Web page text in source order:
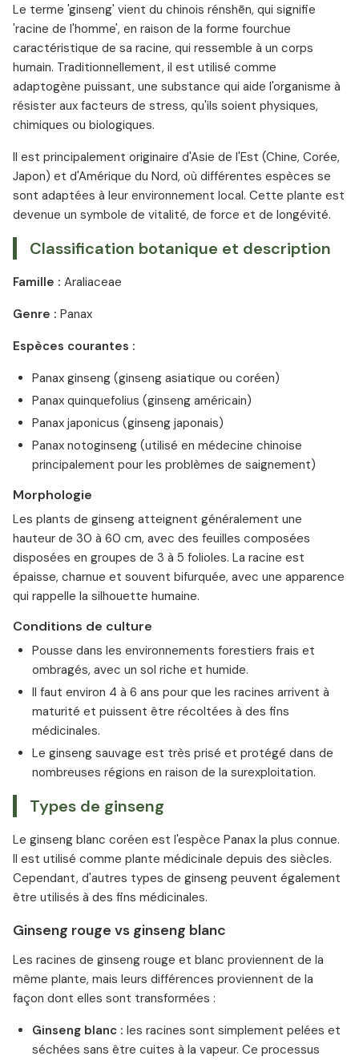
Le terme 'ginseng' vient du chinois rénshēn, qui signifie
'racine de l'homme', en raison de la forme fourchue
caractéristique de sa racine, qui ressemble à un corps
humain. Traditionnellement, il est utilisé comme
adaptogène puissant, une substance qui aide l'organisme à
résister aux facteurs de stress, qu'ils soient physiques,
chimiques ou biologiques.
Il est principalement originaire d'Asie de l'Est (Chine, Corée,
Japon) et d'Amérique du Nord, où différentes espèces se
sont adaptées à leur environnement local. Cette plante est
devenue un symbole de vitalité, de force et de longévité.
Classification botanique et description
Famille : Araliaceae
Genre : Panax
Espèces courantes :
Panax ginseng (ginseng asiatique ou coréen)
Panax quinquefolius (ginseng américain)
Panax japonicus (ginseng japonais)
Panax notoginseng (utilisé en médecine chinoise
principalement pour les problèmes de saignement)
Morphologie
Les plants de ginseng atteignent généralement une
hauteur de 30 à 60 cm, avec des feuilles composées
disposées en groupes de 3 à 5 folioles. La racine est
épaisse, charnue et souvent bifurquée, avec une apparence
qui rappelle la silhouette humaine.
Conditions de culture
Pousse dans les environnements forestiers frais et
ombragés, avec un sol riche et humide.
Il faut environ 4 à 6 ans pour que les racines arrivent à
maturité et puissent être récoltées à des fins
médicinales.
Le ginseng sauvage est très prisé et protégé dans de
nombreuses régions en raison de la surexploitation.
Types de ginseng
Le ginseng blanc coréen est l'espèce Panax la plus connue.
Il est utilisé comme plante médicinale depuis des siècles.
Cependant, d'autres types de ginseng peuvent également
être utilisés à des fins médicinales.
Ginseng rouge vs ginseng blanc
Les racines de ginseng rouge et blanc proviennent de la
même plante, mais leurs différences proviennent de la
façon dont elles sont transformées :
Ginseng blanc : les racines sont simplement pelées et
séchées sans être cuites à la vapeur. Ce processus